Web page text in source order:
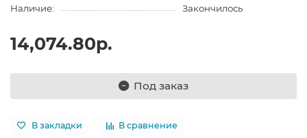
Наличие:
Закончилось
14,074.80р.
Под заказ
В закладки В сравнение